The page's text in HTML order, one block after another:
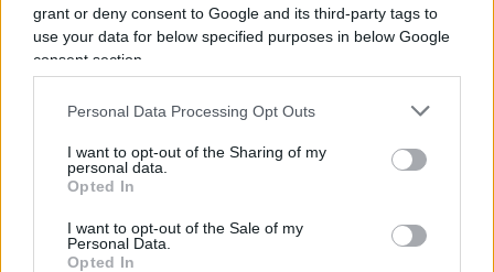
grant or deny consent to Google and its third-party tags to
use your data for below specified purposes in below Google
consent section.
Personal Data Processing Opt Outs
I want to opt-out of the Sharing of my
personal data.
Opted In
I want to opt-out of the Sale of my
Personal Data.
Opted In
Nicola Porro, dallaZuppa di Porro del 26 luglio